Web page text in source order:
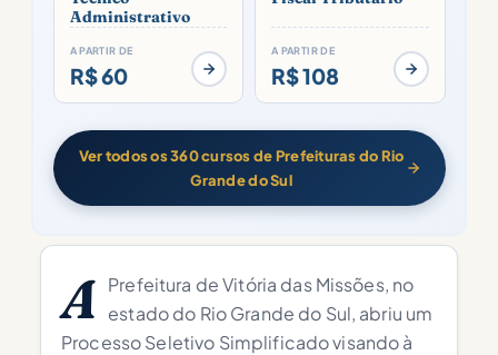
Administrativo
A PARTIR DE
R$ 60
A PARTIR DE
R$ 108
Ver todos os 360 cursos de Prefeituras do Rio
Grande do Sul
A Prefeitura de Vitória das Missões, no
estado do Rio Grande do Sul, abriu um
Processo Seletivo Simplificado visando à